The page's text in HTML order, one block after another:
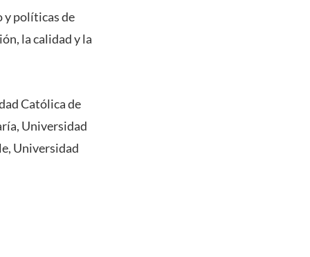
y políticas de
la calidad y la
Católica de
Universidad
Universidad